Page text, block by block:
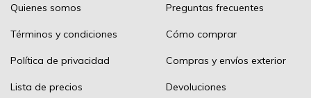
Quienes somos
Términos y condiciones
Política de privacidad
Lista de precios
Preguntas frecuentes
Cómo comprar
Compras y envíos exterior
Devoluciones